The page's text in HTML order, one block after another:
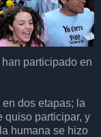
participado en
dos etapas; la
quiso participar, y
humana se hizo